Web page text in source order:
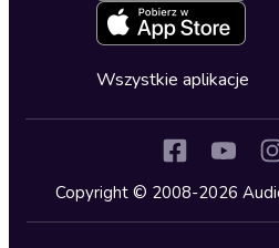
Kryminały
Lektury szkolne
Zapowiedzi
Cykle audiobooków
Wszystkie aplikacje
Copyright © 2008-2026